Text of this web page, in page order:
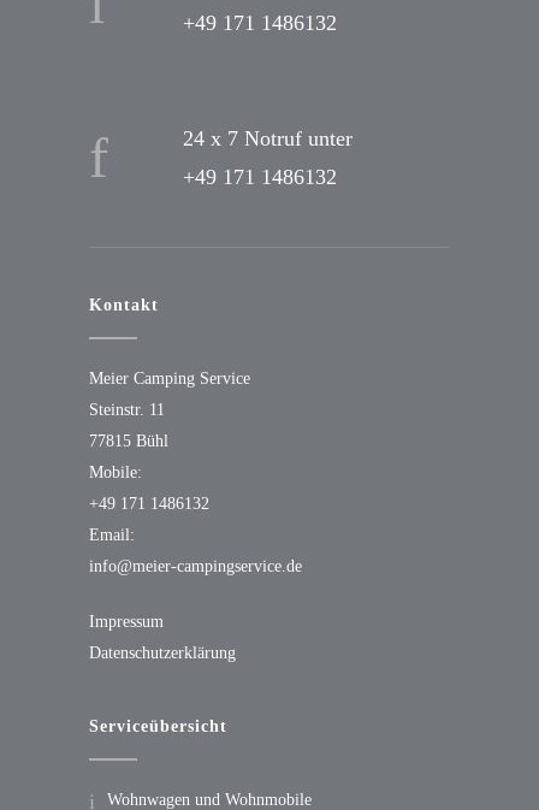
+49 171 1486132
24 x 7 Notruf unter
+49 171 1486132
Kontakt
Meier Camping Service
Steinstr. 11
77815 Bühl
Mobile:
+49 171 1486132
Email:
info@meier-campingservice.de
Impressum
Datenschutz­erklärung
Serviceübersicht
Wohnwagen und Wohnmobile